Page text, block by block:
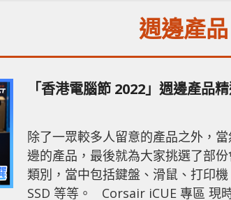
週邊產品
「香港電腦節 2022」週邊產品
除了一眾較多人留意的產品之外，
邊的產品，最後就為大家挑選了部
類別，當中包括鍵盤、滑鼠、打印
SSD 等等。 Corsair iCUE 專區 現時不少玩家都喜歡把